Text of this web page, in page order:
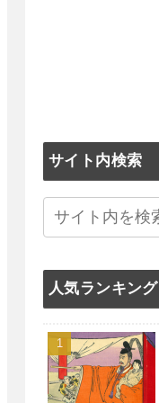
サイト内検索
人気ランキング